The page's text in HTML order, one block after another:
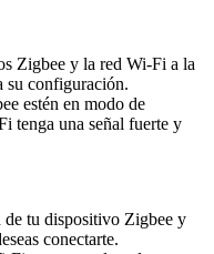
Zigbee y la red Wi-Fi a la
su configuración.
estén en modo de
tenga una señal fuerte y
de tu dispositivo Zigbee y
conectarte.